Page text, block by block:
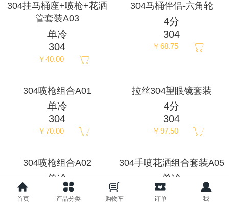
Pусский
français
Deutsch
ئۇيغۇرچە
304挂马桶座+喷枪+花洒
管套装A03
单冷
304
￥40.00
304马桶伴侣-六角轮
4分
304
￥68.75
304喷枪组合A01
单冷
304
￥70.00
拉丝304望眼镜套装
4分
304
￥97.50
304喷枪组合A02
单冷
304
￥106.25
304手喷花洒组合套装A05
单冷
304
￥110.00
首页 产品分类 购物车 订单 我